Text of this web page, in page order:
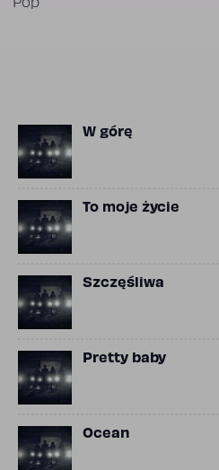
Pop
W górę
To moje życie
Szczęśliwa
Pretty baby
Ocean